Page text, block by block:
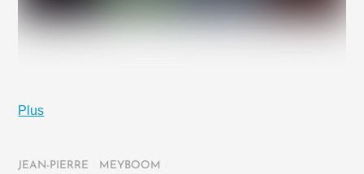
Plus
JEAN-PIERRE MEYBOOM